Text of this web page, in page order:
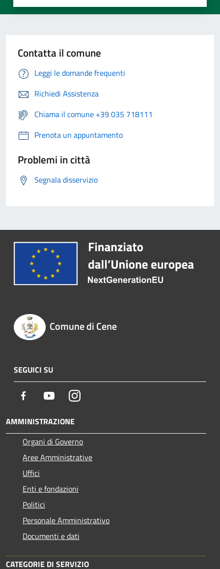
Contatta il comune
Leggi le domande frequenti
Richiedi Assistenza
Chiama il comune +39 035 718111
Prenota un appuntamento
Problemi in città
Segnala disservizio
Comune di Cene
SEGUICI SU
Facebook YoutubeInstagram
AMMINISTRAZIONE
Organi di Governo
Aree Amministrative
Uffici
Enti e fondazioni
Politici
Personale Amministrativo
Documenti e dati
CATEGORIE DI SERVIZIO